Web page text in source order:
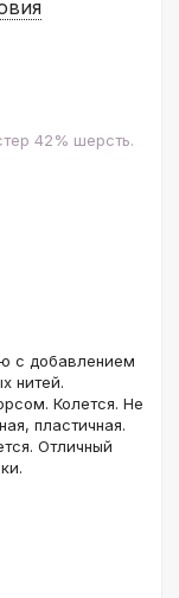
42% шерсть.
с добавлением
нитей.
Колется. Не
пластичная.
Отличный